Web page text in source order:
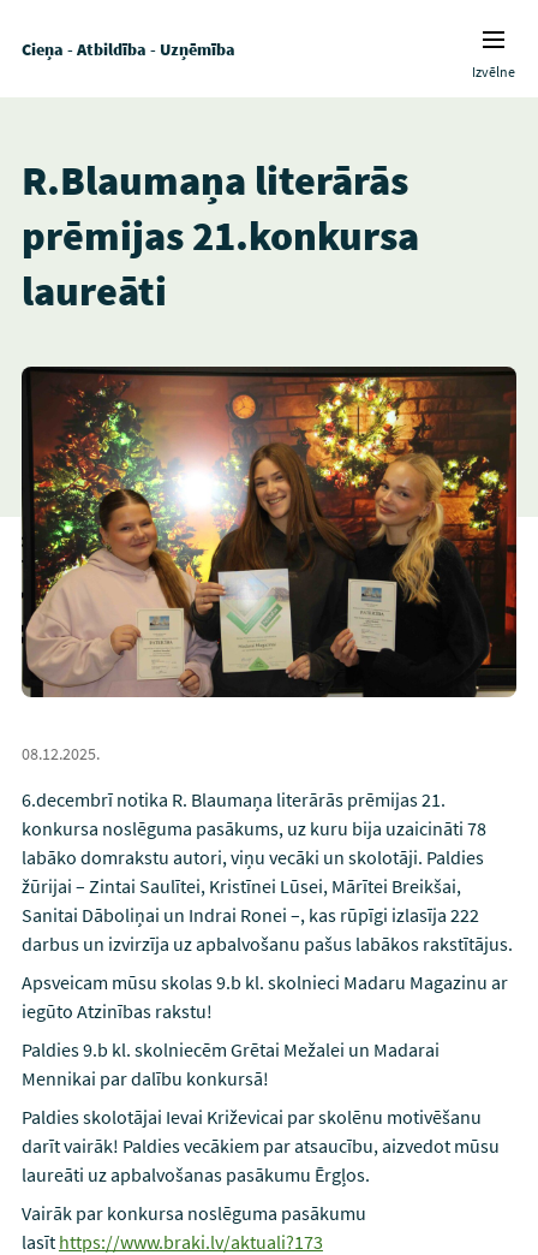
Cieņa - Atbildība - Uzņēmība
Izvēlne
R.Blaumaņa literārās
prēmijas 21.konkursa
laureāti
08.12.2025.
6.decembrī notika R. Blaumaņa literārās prēmijas 21.
konkursa noslēguma pasākums, uz kuru bija uzaicināti 78
labāko domrakstu autori, viņu vecāki un skolotāji. Paldies
žūrijai – Zintai Saulītei, Kristīnei Lūsei, Mārītei Breikšai,
Sanitai Dāboliņai un Indrai Ronei –, kas rūpīgi izlasīja 222
darbus un izvirzīja uz apbalvošanu pašus labākos rakstītājus.
Apsveicam mūsu skolas 9.b kl. skolnieci Madaru Magazinu ar
iegūto Atzinības rakstu!
Paldies 9.b kl. skolniecēm Grētai Mežalei un Madarai
Mennikai par dalību konkursā!
Paldies skolotājai Ievai Križevicai par skolēnu motivēšanu
darīt vairāk! Paldies vecākiem par atsaucību, aizvedot mūsu
laureāti uz apbalvošanas pasākumu Ērgļos.
Vairāk par konkursa noslēguma pasākumu
lasīt https://www.braki.lv/aktuali?173